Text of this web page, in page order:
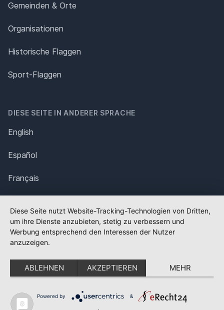
Gemeinden & Orte
Organisationen
Historische Flaggen
Sport-Flaggen
DIESE SEITE IN ANDERER SPRACHE
English
Español
Français
Polska
Português
Nederlands
Svenska
Diese Seite nutzt Website-Tracking-Technologien von Dritten,
um ihre Dienste anzubieten, stetig zu verbessern und
Werbung entsprechend den Interessen der Nutzer
anzuzeigen.
ABLEHNEN AKZEPTIEREN MEHR
Powered by &